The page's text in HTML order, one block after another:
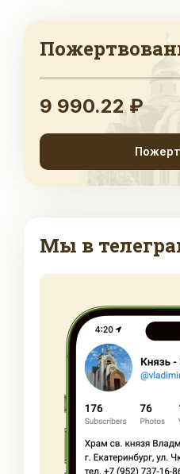
9 990.22 ₽
Мы в